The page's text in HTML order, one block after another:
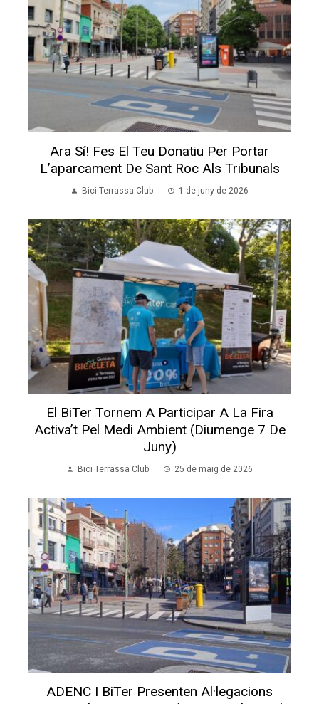
Ara Sí! Fes El Teu Donatiu Per Portar
L’aparcament De Sant Roc Als Tribunals
Bici Terrassa Club 1 de juny de 2026
El BiTer Tornem A Participar A La Fira
Activa’t Pel Medi Ambient (diumenge 7 De
Juny)
Bici Terrassa Club 25 de maig de 2026
ADENC I BiTer Presenten Al·legacions